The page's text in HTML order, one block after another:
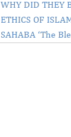
WHY DID THEY
ETHICS OF
SAHABA ‘The